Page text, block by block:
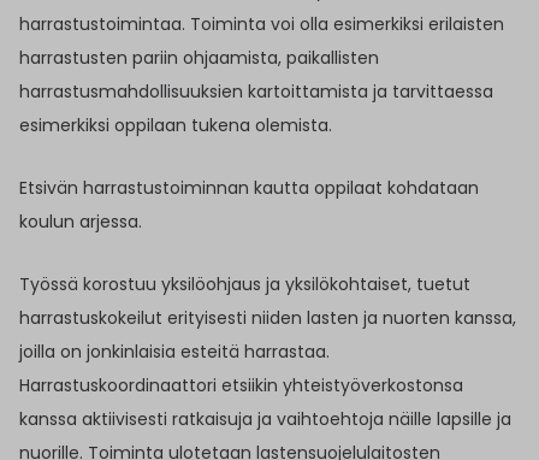
harrastustoimintaa. Toiminta voi olla esimerkiksi erilaisten
harrastusten pariin ohjaamista, paikallisten
harrastusmahdollisuuksien kartoittamista ja tarvittaessa
esimerkiksi oppilaan tukena olemista.
Etsivän harrastustoiminnan kautta oppilaat kohdataan
koulun arjessa.
Työssä korostuu yksilöohjaus ja yksilökohtaiset, tuetut
harrastuskokeilut erityisesti niiden lasten ja nuorten kanssa,
joilla on jonkinlaisia esteitä harrastaa.
Harrastuskoordinaattori etsiikin yhteistyöverkostonsa
kanssa aktiivisesti ratkaisuja ja vaihtoehtoja näille lapsille ja
nuorille. Toiminta ulotetaan lastensuojelulaitosten